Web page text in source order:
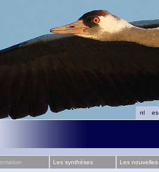
es
nl
Les synthèses Les nouvelles